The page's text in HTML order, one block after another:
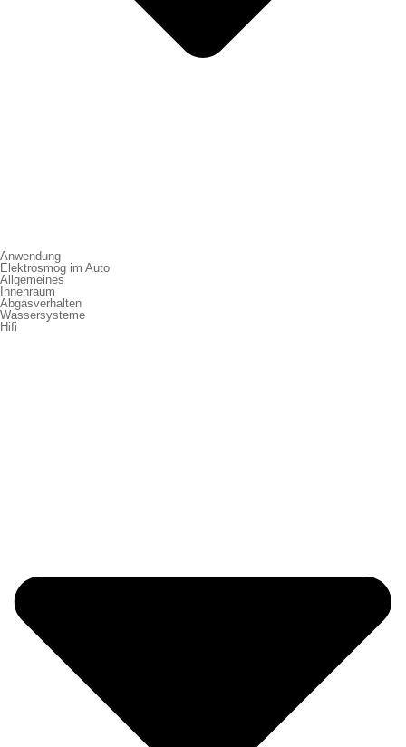
Anwendung
Elektrosmog im Auto
Allgemeines
Innenraum
Abgasverhalten
Wassersysteme
Hifi